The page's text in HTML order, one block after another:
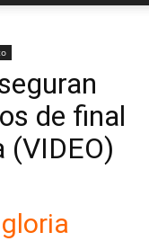
de final
(VIDEO)